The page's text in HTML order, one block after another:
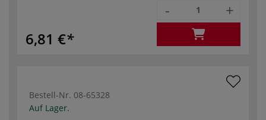
6,81 €
- +
Bestell-Nr. 08-65328
Auf Lager.